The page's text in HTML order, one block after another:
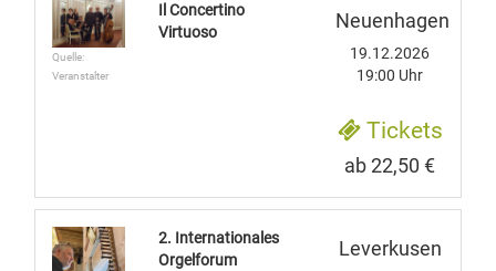
Quelle:
Veranstalter
Il Concertino
Virtuoso
Neuenhagen
19.12.2026
19:00 Uhr
Tickets
ab 22,50 €
2. Internationales
Orgelforum
Leverkusen